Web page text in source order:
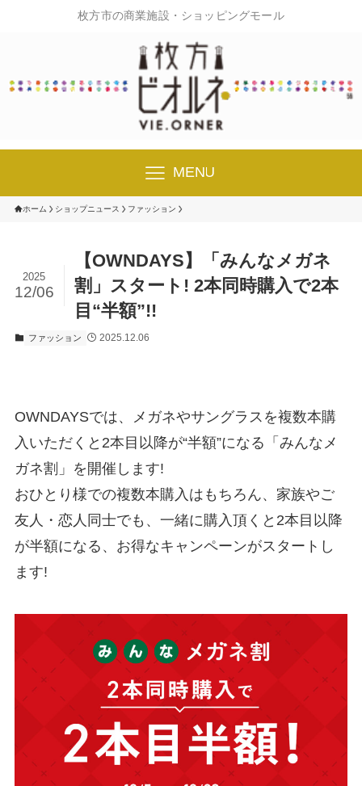
枚方市の商業施設・ショッピングモール
MENU
ホーム ショップニュース ファッション
【OWNDAYS】「みんなメガネ
割」スタート! 2本同時購入で2本
目“半額”!!
2025
12/06
ファッション 2025.12.06
OWNDAYSでは、メガネやサングラスを複数本購
入いただくと2本目以降が“半額”になる「みんなメ
ガネ割」を開催します!
おひとり様での複数本購入はもちろん、家族やご
友人・恋人同士でも、一緒に購入頂くと2本目以降
が半額になる、お得なキャンペーンがスタートし
ます!